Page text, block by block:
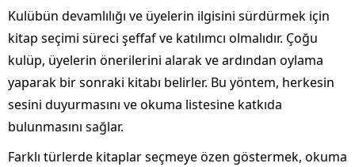
Kulübün devamlılığı ve üyelerin ilgisini sürdürmek için
kitap seçimi süreci şeffaf ve katılımcı olmalıdır. Çoğu
kulüp, üyelerin önerilerini alarak ve ardından oylama
yaparak bir sonraki kitabı belirler. Bu yöntem, herkesin
sesini duyurmasını ve okuma listesine katkıda
bulunmasını sağlar.
Farklı türlerde kitaplar seçmeye özen göstermek, okuma